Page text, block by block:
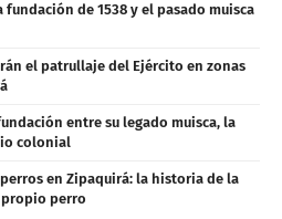
fundación de 1538 y el pasado muisca
el patrullaje del Ejército en zonas
entre su legado muisca, la
colonial
en Zipaquirá: la historia de la
propio perro